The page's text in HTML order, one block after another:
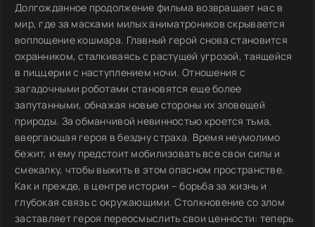
Долгожданное продолжение фильма возвращает нас в
мир, где за масками милых аниматроников скрывается
воплощение кошмара. Главный герой снова становится
охранником, сталкиваясь с растущей угрозой, таящейся
в пиццерии с наступлением ночи. Отношения с
загадочными роботами становятся еще более
запутанными, обнажая новые стороны их зловещей
природы. За обманчивой невинностью кроется тьма,
ввергающая героя в бездну страха. Время неумолимо
бежит, и ему предстоит мобилизовать все свои силы и
смекалку, чтобы выжить в этом опасном пространстве.
Как и прежде, в центре истории – борьба за жизнь и
глубокая связь с окружающими. Столкновение со злом
заставляет героя переосмыслить свои ценности: теперь